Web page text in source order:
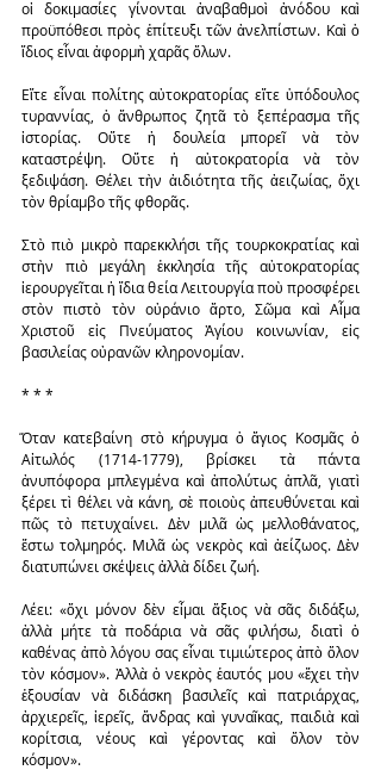
οἱ δοκιμασίες γίνονται ἀναβαθμοὶ ἀνόδου καὶ
προϋπόθεσι πρὸς ἐπίτευξι τῶν ἀνελπίστων. Καὶ ὁ
ἴδιος εἶναι ἀφορμὴ χαρᾶς ὅλων.
Εἴτε εἶναι πολίτης αὐτοκρατορίας εἴτε ὑπόδουλος
τυραννίας, ὁ ἄνθρωπος ζητᾶ τὸ ξεπέρασμα τῆς
ἱστορίας. Οὔτε ἡ δουλεία μπορεῖ νὰ τὸν
καταστρέψη. Οὔτε ἡ αὐτοκρατορία νὰ τὸν
ξεδιψάση. Θέλει τὴν ἀιδιότητα τῆς ἀειζωίας, ὄχι
τὸν θρίαμβο τῆς φθορᾶς.
Στὸ πιὸ μικρὸ παρεκκλήσι τῆς τουρκοκρατίας καὶ
στὴν πιὸ μεγάλη ἐκκλησία τῆς αὐτοκρατορίας
ἱερουργεῖται ἡ ἴδια θεία Λειτουργία ποὺ προσφέρει
στὸν πιστὸ τὸν οὐράνιο ἄρτο, Σῶμα καὶ Αἷμα
Χριστοῦ εἰς Πνεύματος Ἁγίου κοινωνίαν, εἰς
βασιλείας οὐρανῶν κληρονομίαν.
* * *
Ὅταν κατεβαίνη στὸ κήρυγμα ὁ ἅγιος Κοσμᾶς ὁ
Αἰτωλός (1714-1779), βρίσκει τὰ πάντα
ἀνυπόφορα μπλεγμένα καὶ ἀπολύτως ἁπλᾶ, γιατὶ
ξέρει τὶ θέλει νὰ κάνη, σὲ ποιοὺς ἀπευθύνεται καὶ
πῶς τὸ πετυχαίνει. Δὲν μιλᾶ ὡς μελλοθάνατος,
ἔστω τολμηρός. Μιλᾶ ὡς νεκρὸς καὶ ἀείζωος. Δὲν
διατυπώνει σκέψεις ἀλλὰ δίδει ζωή.
Λέει: «ὄχι μόνον δὲν εἶμαι ἄξιος νὰ σᾶς διδάξω,
ἀλλὰ μήτε τὰ ποδάρια νὰ σᾶς φιλήσω, διατὶ ὁ
καθένας ἀπὸ λόγου σας εἶναι τιμιώτερος ἀπὸ ὅλον
τὸν κόσμον». Ἀλλὰ ὁ νεκρὸς ἑαυτός μου «ἔχει τὴν
ἐξουσίαν νὰ διδάσκη βασιλεῖς καὶ πατριάρχας,
ἀρχιερεῖς, ἱερεῖς, ἄνδρας καὶ γυναῖκας, παιδιὰ καὶ
κορίτσια, νέους καὶ γέροντας καὶ ὅλον τὸν
κόσμον».